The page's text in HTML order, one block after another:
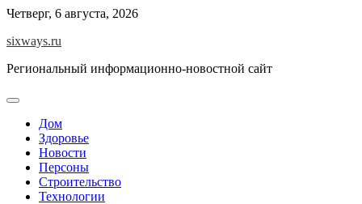
Перейти
содержимому
Четверг, 6 августа, 2026
sixways.ru
Региональный информационно-новостной сайт
Дом
Здоровье
Новости
Персоны
Строительство
Технологии